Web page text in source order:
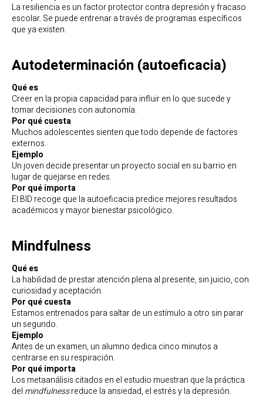
La resiliencia es un factor protector contra depresión y fracaso
escolar. Se puede entrenar a través de programas específicos
que ya existen.
Autodeterminación (autoeficacia)
Qué es
Creer en la propia capacidad para influir en lo que sucede y
tomar decisiones con autonomía.
Por qué cuesta
Muchos adolescentes sienten que todo depende de factores
externos.
Ejemplo
Un joven decide presentar un proyecto social en su barrio en
lugar de quejarse en redes.
Por qué importa
El BID recoge que la autoeficacia predice mejores resultados
académicos y mayor bienestar psicológico.
Mindfulness
Qué es
La habilidad de prestar atención plena al presente, sin juicio, con
curiosidad y aceptación.
Por qué cuesta
Estamos entrenados para saltar de un estímulo a otro sin parar
un segundo.
Ejemplo
Antes de un examen, un alumno dedica cinco minutos a
centrarse en su respiración.
Por qué importa
Los metaanálisis citados en el estudio muestran que la práctica
del mindfulnessreduce la ansiedad, el estrés y la depresión.